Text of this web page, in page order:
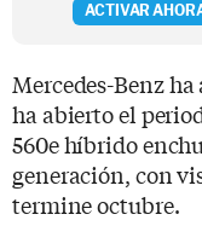
ACTIVAR
Mercedes-Benz
ha abierto el
560e híbrido
generación, con
termine octubre.